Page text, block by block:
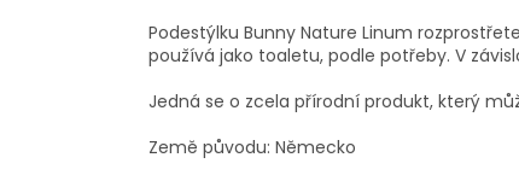
Podestýlku Bunny Nature Linum
používá jako toaletu, podle potřeby. V
Jedná se o zcela přírodní produkt, který
Země původu: Německo